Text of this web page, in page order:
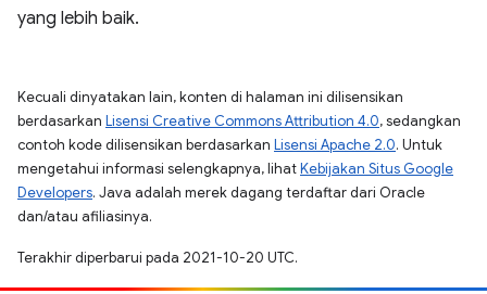
yang lebih baik.
Kecuali dinyatakan lain, konten di halaman ini dilisensikan
berdasarkan Lisensi Creative Commons Attribution 4.0, sedangkan
contoh kode dilisensikan berdasarkan Lisensi Apache 2.0. Untuk
mengetahui informasi selengkapnya, lihatKebijakan Situs Google
Developers. Java adalah merek dagang terdaftar dari Oracle
dan/atau afiliasinya.
Terakhir diperbarui pada 2021-10-20 UTC.